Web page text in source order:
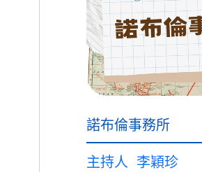
諾布倫事務所
主持人 李穎珍